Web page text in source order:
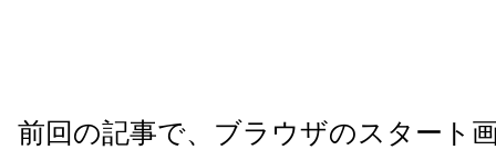
前回の記事で、ブラウザのスタート